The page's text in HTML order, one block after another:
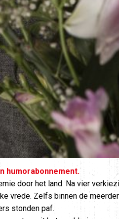
humorabonnement.
door het land. Na vier
vrede. Zelfs binnen de
stonden paf.